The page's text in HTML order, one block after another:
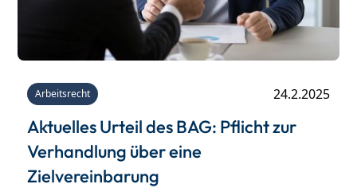
Arbeitsrecht 24.2.2025
Aktuelles Urteil des BAG: Pflicht zur
Verhandlung über eine
Zielvereinbarung